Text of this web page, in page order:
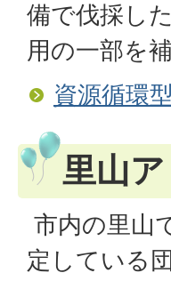
備で伐採し
用の一部を
資源循環
里山
市内の里山
定している